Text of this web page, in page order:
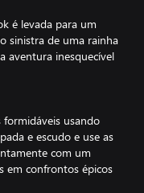
é levada para um
sinistra de uma rainha
aventura inesquecível
usando
e escudo e use as
com um
em confrontos épicos